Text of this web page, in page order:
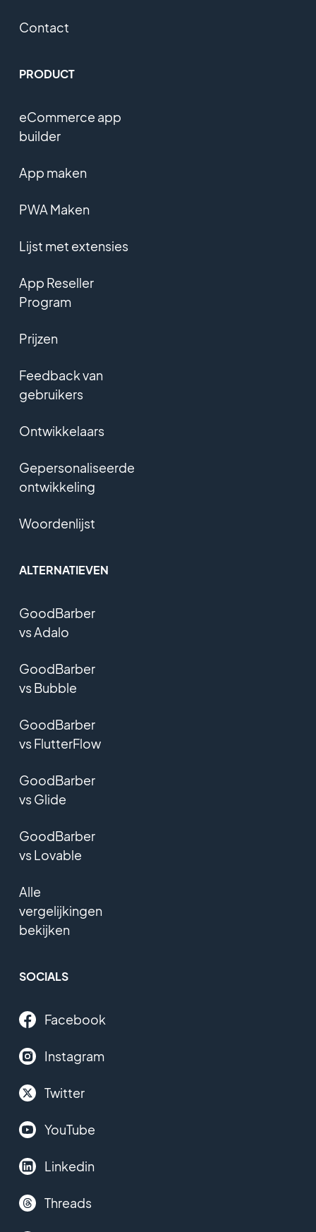
Contact
PRODUCT
eCommerce app
builder
App maken
PWA Maken
Lijst met extensies
App Reseller
Program
Prijzen
Feedback van
gebruikers
Ontwikkelaars
Gepersonaliseerde
ontwikkeling
Woordenlijst
ALTERNATIEVEN
GoodBarber
vs Adalo
GoodBarber
vs Bubble
GoodBarber
vs FlutterFlow
GoodBarber
vs Glide
GoodBarber
vs Lovable
Alle
vergelijkingen
bekijken
SOCIALS
Facebook
Instagram
Twitter
YouTube
Linkedin
Threads